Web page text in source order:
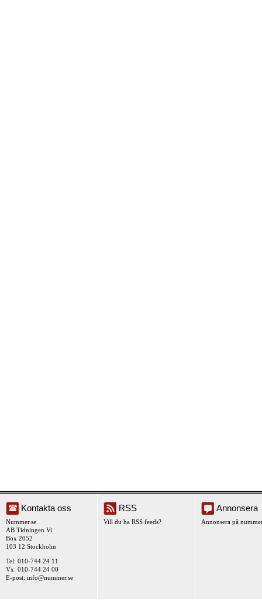
Kontakta oss
Nummer.se
AB Tidningen Vi
Box 2052
103 12 Stockholm
Tel: 010-744 24 11
Vx: 010-744 24 00
E-post: info@nummer.se
RSS
Vill du ha RSS feeds?
Annonsera
Annonsera på